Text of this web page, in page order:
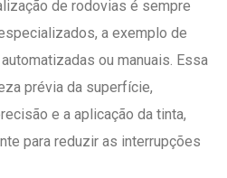
de rodovias é sempre
a exemplo de
ou manuais. Essa
prévia da superfície,
e a aplicação da tinta,
para reduzir as interrupções